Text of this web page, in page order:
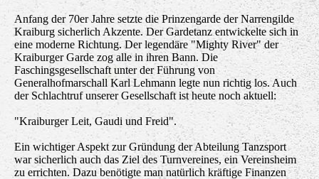
Anfang der 70er Jahre setzte die Prinzengarde der Narrengilde
Kraiburg sicherlich Akzente. Der Gardetanz entwickelte sich in
eine moderne Richtung. Der legendäre "Mighty River" der
Kraiburger Garde zog alle in ihren Bann. Die
Faschingsgesellschaft unter der Führung von
Generalhofmarschall Karl Lehmann legte nun richtig los. Auch
der Schlachtruf unserer Gesellschaft ist heute noch aktuell:
"Kraiburger Leit, Gaudi und Freid".
Ein wichtiger Aspekt zur Gründung der Abteilung Tanzsport
war sicherlich auch das Ziel des Turnvereines, ein Vereinsheim
zu errichten. Dazu benötigte man natürlich kräftige Finanzen